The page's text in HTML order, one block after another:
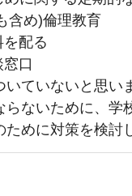
含め)倫理教育
配る
口
ていないと思い
ないために、学
めに対策を検討